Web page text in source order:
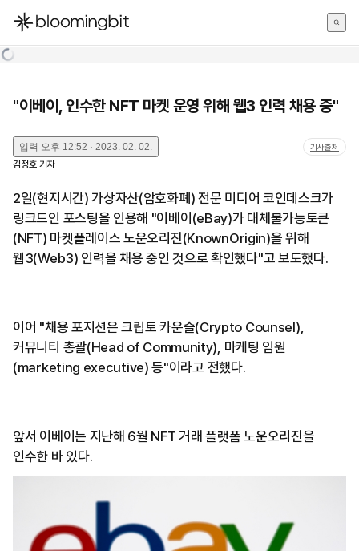
한국어
"이베이, 인수한 NFT 마켓 운영 위해 웹3 인력 채용 중"
입력 오후 12:52 · 2023. 02. 02. 기사출처
김정호 기자
2일(현지시간) 가상자산(암호화폐) 전문 미디어 코인데스크가
링크드인 포스팅을 인용해 "이베이(eBay)가 대체불가능토큰
(NFT) 마켓플레이스 노운오리진(KnownOrigin)을 위해
웹3(Web3) 인력을 채용 중인 것으로 확인했다"고 보도했다.
이어 "채용 포지션은 크립토 카운슬(Crypto Counsel),
커뮤니티 총괄(Head of Community), 마케팅 임원
(marketing executive) 등"이라고 전했다.
앞서 이베이는 지난해 6월 NFT 거래 플랫폼 노운오리진을
인수한 바 있다.